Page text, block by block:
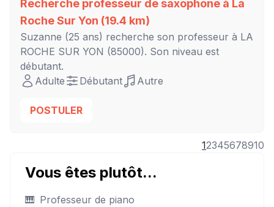
Recherche professeur de saxophone à La
Roche Sur Yon (19.4 km)
Suzanne (25 ans) recherche son professeur à LA
ROCHE SUR YON (85000). Son niveau est
débutant.
Adulte
Débutant Autre
POSTULER
12345678910
Vous êtes plutôt...
🎹 Professeur de piano